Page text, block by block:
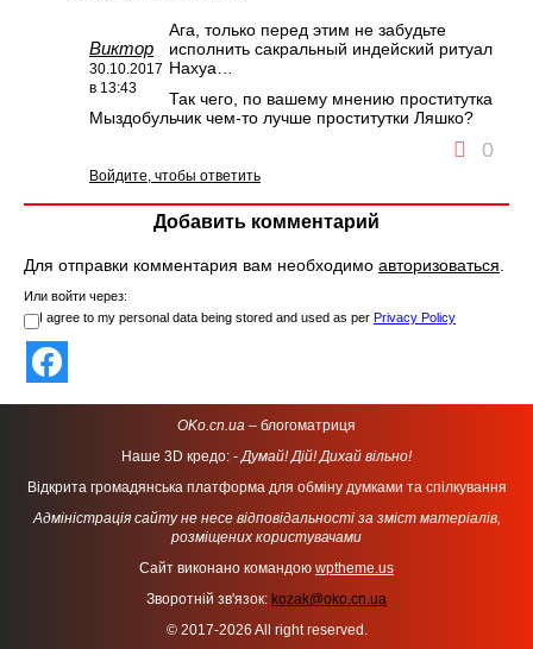
Виктор
30.10.2017
в 13:43
Ага, только перед этим не забудьте
исполнить сакральный индейский ритуал
Нахуа…
Так чего, по вашему мнению проститутка
Мыздобульчик чем-то лучше проститутки Ляшко?
0
Войдите, чтобы ответить
Добавить комментарий
Для отправки комментария вам необходимо авторизоваться.
Или войти через:
I agree to my personal data being stored and used as per Privacy Policy
OKo.cn.ua – блогоматриця
Наше 3D кредо: -Думай! Дій! Дихай вільно!
Відкрита громадянська платформа для обміну думками та спілкування
Адміністрація сайту не несе відповідальності за зміст матеріалів,
розміщених користувачами
Сайт виконано командою wptheme.us
Зворотній зв'язок: kozak@oko.cn.ua
© 2017-2026 All right reserved.